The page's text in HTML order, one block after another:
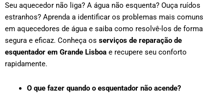
Seu aquecedor não liga? A água não esquenta? Ouça ruídos
estranhos? Aprenda a identificar os problemas mais comuns
em aquecedores de água e saiba como resolvê-los de forma
segura e eficaz. Conheça os serviços de reparação de
esquentador em Grande Lisboa e recupere seu conforto
rapidamente.
O que fazer quando o esquentador não acende?